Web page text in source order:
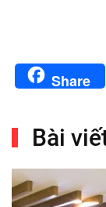
Share
Bài